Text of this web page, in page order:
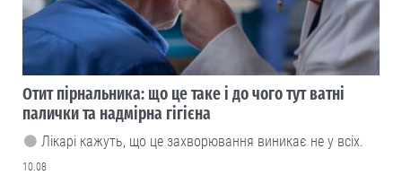
Отит пірнальника: що це таке і до чого тут ватні
палички та надмірна гігієна
Лікарі кажуть, що це захворювання виникає не у всіх.
10.08